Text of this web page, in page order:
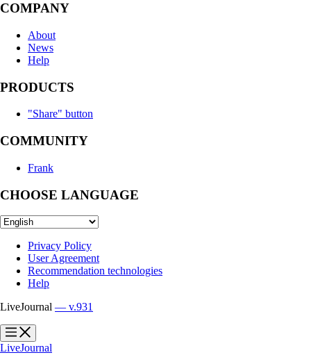
COMPANY
About
News
Help
PRODUCTS
"Share" button
COMMUNITY
Frank
CHOOSE LANGUAGE
Privacy Policy
User Agreement
Recommendation technologies
Help
LiveJournal — v.931
?
?
LiveJournal